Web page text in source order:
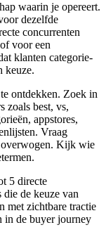
waarin je opereert.
dezelfde
concurrenten
voor een
klanten categorie-
keuze.
ontdekken. Zoek in
zoals best, vs,
appstores,
Vraag
overwogen. Kijk wie
5 directe
die de keuze van
met zichtbare tractie
in de buyer journey